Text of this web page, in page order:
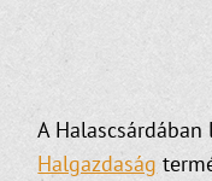
A
Halgazdaság